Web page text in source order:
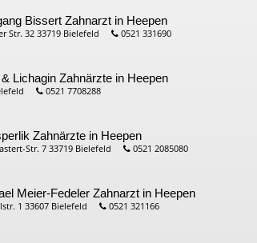
Bissert Zahnarzt in Heepen
Str. 32 33719 Bielefeld 0521 331690
Lichagin Zahnärzte in Heepen
0521 7708288
Zahnärzte in Heepen
Str. 7 33719 Bielefeld 0521 2085080
Meier-Fedeler Zahnarzt in Heepen
1 33607 Bielefeld 0521 321166